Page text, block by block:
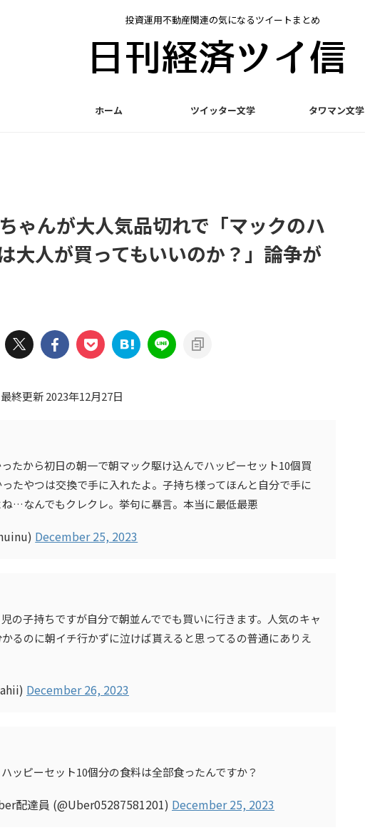
投資運用不動産関連の気になるツイートまとめ
ホーム ツイッター文学 タワマン文学
ゃんが大人気品切れで「マックのハ
大人が買ってもいいのか？」論争が
終更新 2023年12月27日
たから初日の朝一で朝マック駆け込んでハッピーセット10個買
たやつは交換で手に入れたよ。子持ち様ってほんと自分で手に
…なんでもクレクレ。挙句に暴言。本当に最低最悪
December 25, 2023
の子持ちですが自分で朝並んででも買いに行きます。人気のキャ
るのに朝イチ行かずに泣けば貰えると思ってるの普通にありえ
December 26, 2023
ッピーセット10個分の食料は全部食ったんですか？
配達員 (@Uber05287581201) December 25, 2023